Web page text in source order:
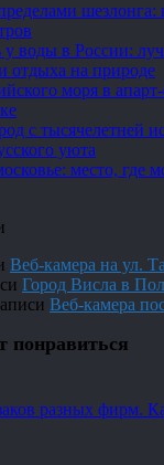
шезлонга:
у воды в России:
отдыха на природе
моря в
с тысячелетней
уюта
место, где
Веб-камера на ул.
Город Висла в
Веб-камера
понравиться
разных фирм.